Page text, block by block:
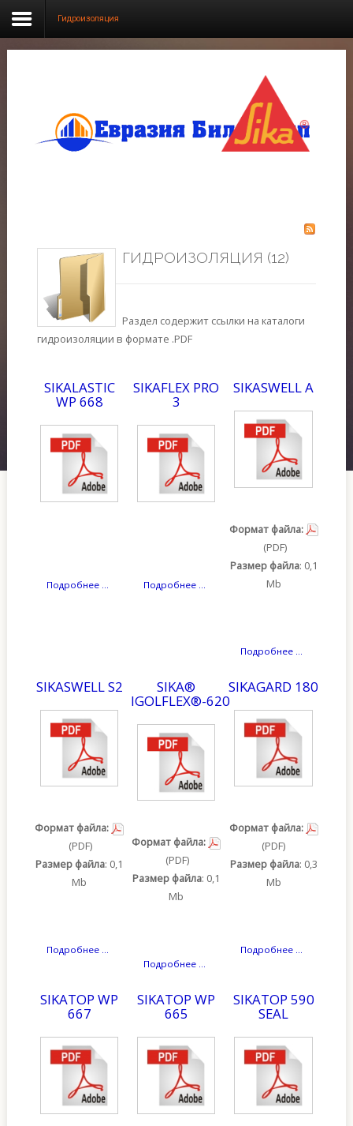
position, using the -sidebar module class suffix. There is
also a sidebar_bottom position below the menu.
Фотогалерея
Новости
This is a sample module published to the sidebar_bottom
position, using the -sidebar module class suffix. There is
also a sidebar_top position below the search.
Гидроизоляция
ГИДРОИЗОЛЯЦИЯ (12)
Раздел содержит ссылки на каталоги
гидроизоляции в формате .PDF
SIKALASTIC
WP 668
Подробнее ...
SIKAFLEX PRO
3
Подробнее ...
SIKASWELL A
Формат файла:
(PDF)
Размер файла: 0,1
Mb
Подробнее ...
SIKASWELL S2
Формат файла:
(PDF)
Размер файла: 0,1
Mb
Подробнее ...
SIKA®
IGOLFLEX®-620
Формат файла:
(PDF)
Размер файла: 0,1
Mb
Подробнее ...
SIKAGARD 180
Формат файла:
(PDF)
Размер файла: 0,3
Mb
Подробнее ...
SIKATOP WP
667
SIKATOP WP
665
SIKATOP 590
SEAL